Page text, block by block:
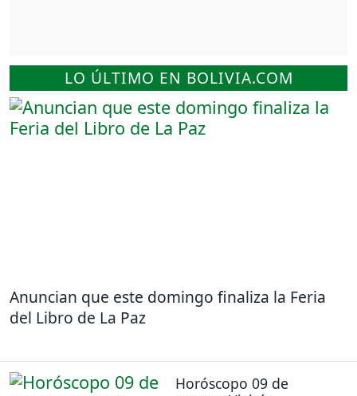
LO ÚLTIMO EN BOLIVIA.COM
Anuncian que este domingo finaliza la Feria
del Libro de La Paz
Horóscopo 09 de